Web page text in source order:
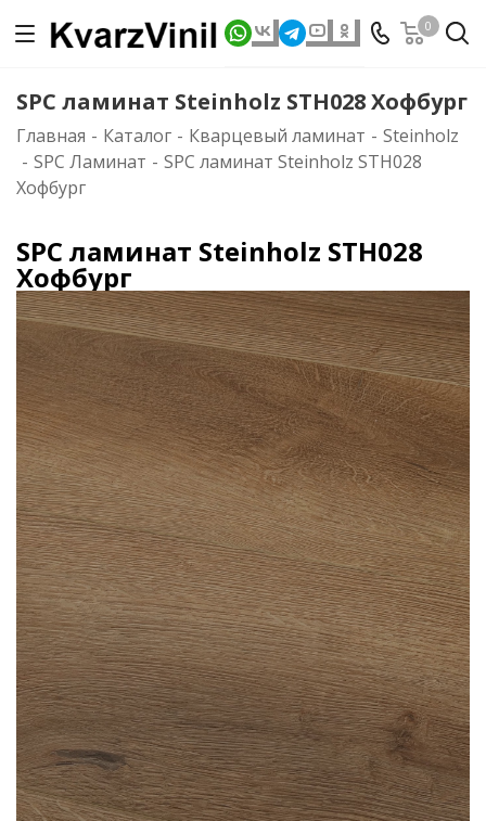
0
SPC ламинат Steinholz STH028 Хофбург
Главная - Каталог - Кварцевый ламинат - Steinholz
- SPC Ламинат - SPC ламинат Steinholz STH028
Хофбург
SPC ламинат Steinholz STH028
Хофбург